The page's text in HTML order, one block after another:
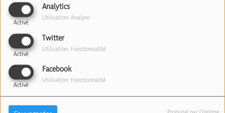
Analytics
Activé
Utilisation: Analyse
Twitter
Activé
Utilisation: Fonctionnalité
Facebook
Activé
Utilisation: Fonctionnalité
01 juillet 2024
Écouter le podcast
Bob Hasbara, influenceur belge, qui s’est lancé sur
les réseaux sociaux au lendemain du 7/10 pour